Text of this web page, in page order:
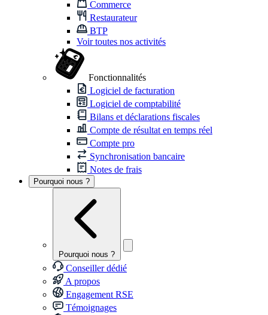
Commerce
Restaurateur
BTP
Voir toutes nos activités
Fonctionnalités
Logiciel de facturation
Logiciel de comptabilité
Bilans et déclarations fiscales
Compte de résultat en temps réel
Compte pro
Synchronisation bancaire
Notes de frais
Pourquoi nous ?
Pourquoi nous ?
Conseiller dédié
A propos
Engagement RSE
Témoignages